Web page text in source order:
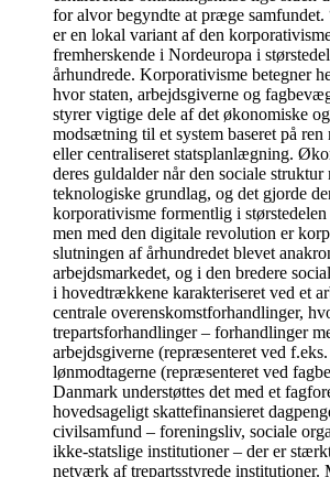
for alvor begyndte at præge samfundet.
er en lokal variant af den
fremherskende i Nordeuropa i
århundrede. Korporativisme betegner
hvor staten, arbejdsgiverne og
styrer vigtige dele af det økonomiske
modsætning til et system baseret på
eller centraliseret statsplanlægning.
deres guldalder når den sociale struktur
teknologiske grundlag, og det gjorde
korporativisme formentlig i
men med den digitale revolution er
slutningen af århundredet blevet
arbejdsmarkedet, og i den bredere
i hovedtrækkene karakteriseret ved et
centrale overenskomstforhandlinger,
trepartsforhandlinger – forhandlinger
arbejdsgiverne (repræsenteret ved
lønmodtagerne (repræsenteret ved
Danmark understøttes det med et
hovedsageligt skattefinansieret
civilsamfund – foreningsliv, sociale
ikke-statslige institutioner – der er
netværk af trepartsstyrede institutioner.